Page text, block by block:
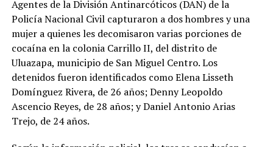
Agentes de la División Antinarcóticos (DAN) de la
Policía Nacional Civil capturaron a dos hombres y una
mujer a quienes les decomisaron varias porciones de
cocaína en la colonia Carrillo II, del distrito de
Uluazapa, municipio de San Miguel Centro. Los
detenidos fueron identificados como Elena Lisseth
Domínguez Rivera, de 26 años; Denny Leopoldo
Ascencio Reyes, de 28 años; y Daniel Antonio Arias
Trejo, de 24 años.